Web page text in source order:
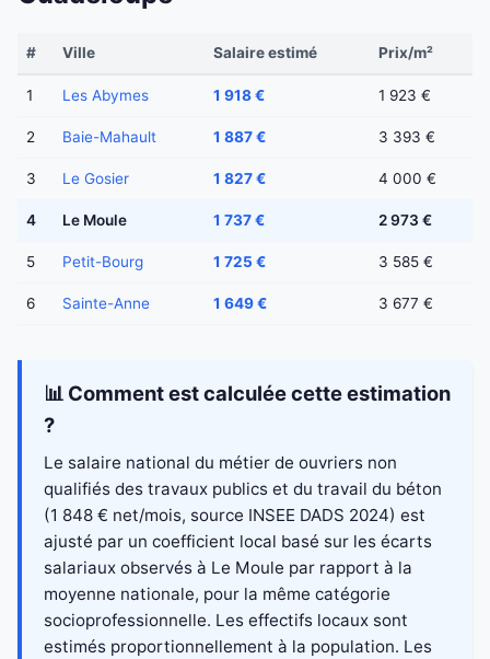
# Ville Salaire estimé Prix/m²
1 Les Abymes 1 918 € 1 923 €
2 Baie-Mahault 1 887 € 3 393 €
3 Le Gosier 1 827 € 4 000 €
4 Le Moule 1 737 € 2 973 €
5 Petit-Bourg 1 725 € 3 585 €
6 Sainte-Anne 1 649 € 3 677 €
📊 Comment est calculée cette estimation
?
Le salaire national du métier de ouvriers non
qualifiés des travaux publics et du travail du béton
(1 848 € net/mois, source INSEE DADS 2024) est
ajusté par un coefficient local basé sur les écarts
salariaux observés à Le Moule par rapport à la
moyenne nationale, pour la même catégorie
socioprofessionnelle. Les effectifs locaux sont
estimés proportionnellement à la population. Les